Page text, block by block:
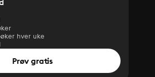
hver uke
Prøv gratis